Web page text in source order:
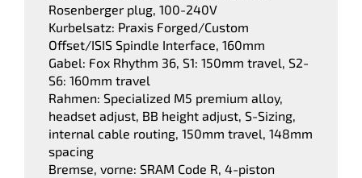
Rosenberger plug, 100-240V
Kurbelsatz: Praxis Forged/Custom
Offset/ISIS Spindle Interface, 160mm
Gabel: Fox Rhythm 36, S1: 150mm travel, S2-
S6: 160mm travel
Rahmen: Specialized M5 premium alloy,
headset adjust, BB height adjust, S-Sizing,
internal cable routing, 150mm travel, 148mm
spacing
Bremse, vorne: SRAM Code R, 4-piston